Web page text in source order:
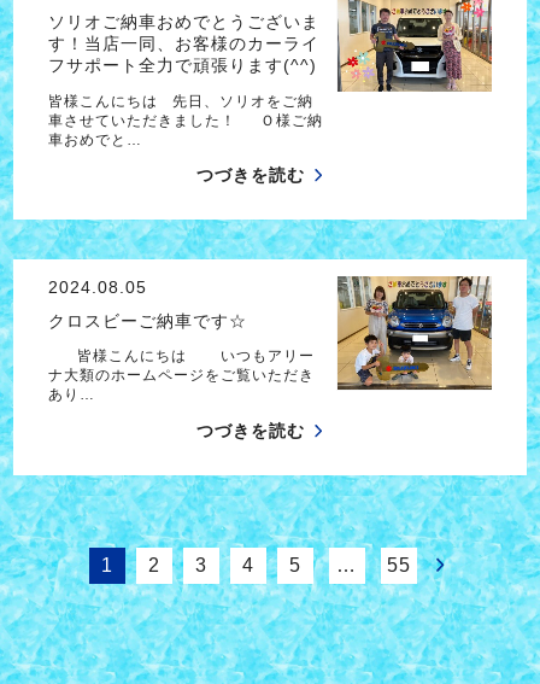
ソリオご納車おめでとうございま
す！当店一同、お客様のカーライ
フサポート全力で頑張ります(^^)
皆様こんにちは 先日、ソリオをご納
車させていただきました！ Ｏ様ご納
車おめでと…
つづきを読む
2024.08.05
クロスビーご納車です☆
皆様こんにちは いつもアリー
ナ大類のホームページをご覧いただき
あり…
つづきを読む
1 2 3 4 5 … 55